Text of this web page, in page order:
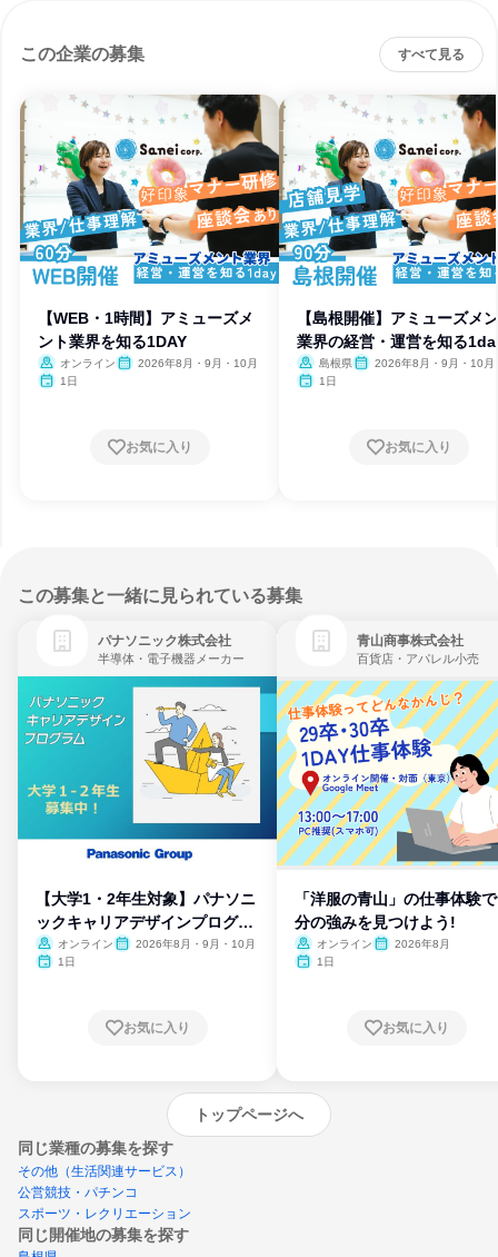
この企業の募集 すべて見る
【WEB・1時間】アミューズメ
ント業界を知る1DAY
オンライン
2026年8月・9月・10月
1日
お気に入り
【島根開催】アミューズメ
業界の経営・運営を知る
島根県
2026年8月・9月・10月
1日
お気に入り
この募集と一緒に見られている募集
パナソニック株式会社
半導体・電子機器メーカー
【大学1・2年生対象】パナソニ
ックキャリアデザインプログラ
ム
オンライン
2026年8月・9月・10月
1日
お気に入り
青山商事株式会社
百貨店・アパレル小売
「洋服の青山」の仕事体験
分の強みを見つけよう!
オンライン
2026年8月
1日
お気に入り
トップページへ
同じ業種の募集を探す
その他（生活関連サービス）
公営競技・パチンコ
スポーツ・レクリエーション
同じ開催地の募集を探す